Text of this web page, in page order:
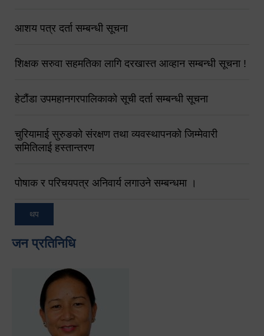
आशय पत्र दर्ता सम्बन्धी सूचना
शिक्षक सरुवा सहमतिका लागि दरखास्त आव्हान सम्बन्धी सूचना !
हेटौंडा उपमहानगरपालिकाको सूची दर्ता सम्बन्धी सूचना
चुरियामाई सुरुङको संरक्षण तथा व्यवस्थापनको जिम्मेवारी
समितिलाई हस्तान्तरण
पोषाक र परिचयपत्र अनिवार्य लगाउने सम्बन्धमा ।
थप
जन प्रतिनिधि